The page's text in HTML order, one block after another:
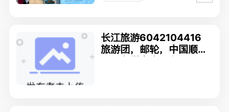
长江旅游6042104416
旅游团，邮轮，中国顺道